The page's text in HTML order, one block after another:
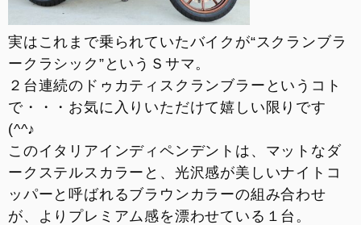
実はこれまで乗られていたバイクが“スクランブラ
ークラシック”というＳサマ。
２台連続のドゥカティスクランブラーというコト
で・・・お気に入りいただけて嬉しい限りです
(^^♪
このイタリアインディペンデントは、マットなダ
ークステルスカラーと、光沢感が美しいナイトコ
ッパーと呼ばれるブラウンカラーの組み合わせ
が、よりプレミアム感を漂わせている１台。